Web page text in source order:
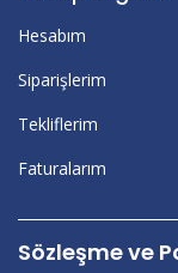
Hesabım
Siparişlerim
Tekliflerim
Faturalarım
Sözleşme ve